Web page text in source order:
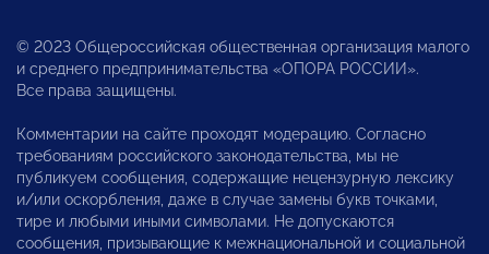
© 2023 Общероссийская общественная организация малого
и среднего предпринимательства «ОПОРА РОССИИ».
Все права защищены.
Комментарии на сайте проходят модерацию. Согласно
требованиям российского законодательства, мы не
публикуем сообщения, содержащие нецензурную лексику
и/или оскорбления, даже в случае замены букв точками,
тире и любыми иными символами. Не допускаются
сообщения, призывающие к межнациональной и социальной